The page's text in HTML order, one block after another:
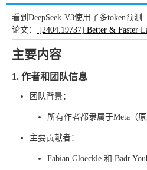
看到DeepSeek-V3使用了多token预
论文：
[2404.19737] Better & Faster
主要内容
1. 作者和团队信息
团队背景：
所有作者都隶属于Meta（
主要贡献者：
Fabian Gloeckle 和 Badr